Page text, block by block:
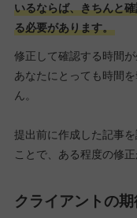
いるならば、きちんと
る必要があります。
修正して確認する時間
あなたにとっても時間
ん。
提出前に作成した記事
ことで、ある程度の修
クライアントの